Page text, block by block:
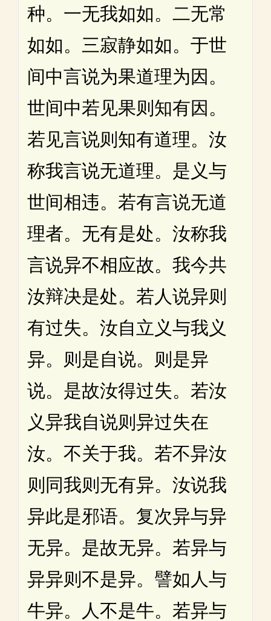
种。一无我如如。二无常
如如。三寂静如如。于世
间中言说为果道理为因。
世间中若见果则知有因。
若见言说则知有道理。汝
称我言说无道理。是义与
世间相违。若有言说无道
理者。无有是处。汝称我
言说异不相应故。我今共
汝辩决是处。若人说异则
有过失。汝自立义与我义
异。则是自说。则是异
说。是故汝得过失。若汝
义异我自说则异过失在
汝。不关于我。若不异汝
则同我则无有异。汝说我
异此是邪语。复次异与异
无异。是故无异。若异与
异异则不是异。譬如人与
牛异。人不是牛。若异与